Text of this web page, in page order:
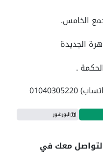
الخامس.
.
البورشور
معك في